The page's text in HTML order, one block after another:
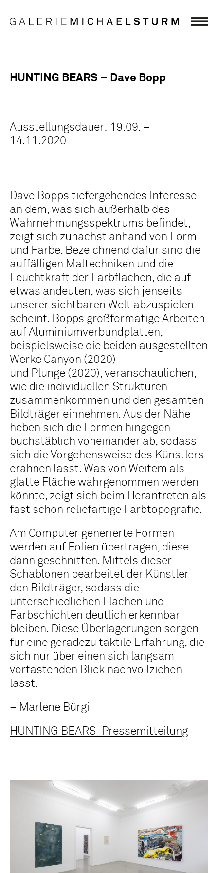
HUNTING BEARS – Dave Bopp
Ausstellungsdauer: 19.09. –
14.11.2020
Dave Bopps tiefergehendes Interesse
an dem, was sich außerhalb des
Wahrnehmungsspektrums befindet,
zeigt sich zunächst anhand von Form
und Farbe. Bezeichnend dafür sind die
auffälligen Maltechniken und die
Leuchtkraft der Farbflächen, die auf
etwas andeuten, was sich jenseits
unserer sichtbaren Welt abzuspielen
scheint. Bopps großformatige Arbeiten
auf Aluminiumverbundplatten,
beispielsweise die beiden ausgestellten
Werke Canyon (2020)
und Plunge (2020), veranschaulichen,
wie die individuellen Strukturen
zusammenkommen und den gesamten
Bildträger einnehmen. Aus der Nähe
heben sich die Formen hingegen
buchstäblich voneinander ab, sodass
sich die Vorgehensweise des Künstlers
erahnen lässt. Was von Weitem als
glatte Fläche wahrgenommen werden
könnte, zeigt sich beim Herantreten als
fast schon reliefartige Farbtopografie.
Am Computer generierte Formen
werden auf Folien übertragen, diese
dann geschnitten. Mittels dieser
Schablonen bearbeitet der Künstler
den Bildträger, sodass die
unterschiedlichen Flächen und
Farbschichten deutlich erkennbar
bleiben. Diese Überlagerungen sorgen
für eine geradezu taktile Erfahrung, die
sich nur über einen sich langsam
vortastenden Blick nachvollziehen
lässt.
– Marlene Bürgi
HUNTING BEARS_Pressemitteilung